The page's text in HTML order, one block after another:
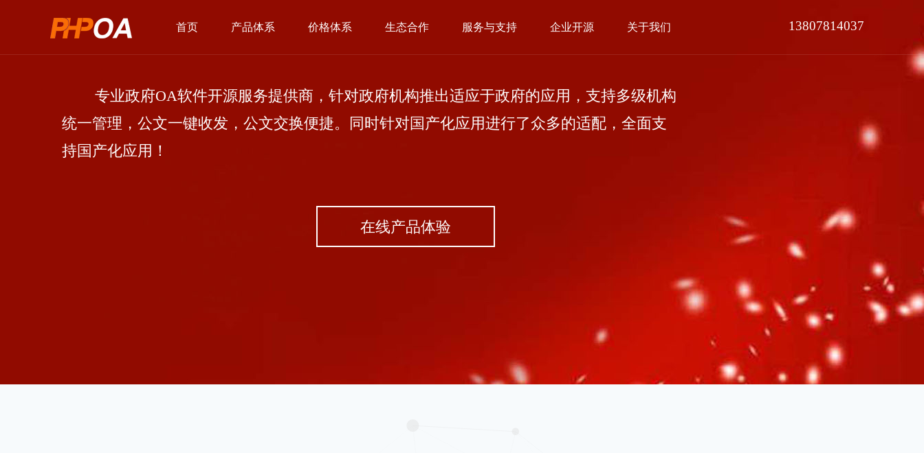
首页 产品体系 价格体系 生态合作 服务与支持 企业开源 关于我们 13807814037
专业政府OA软件开源服务提供商，针对政府机构推出适应于政府的应用，支持多级机构
统一管理，公文一键收发，公文交换便捷。同时针对国产化应用进行了众多的适配，全面支
持国产化应用！
在线产品体验